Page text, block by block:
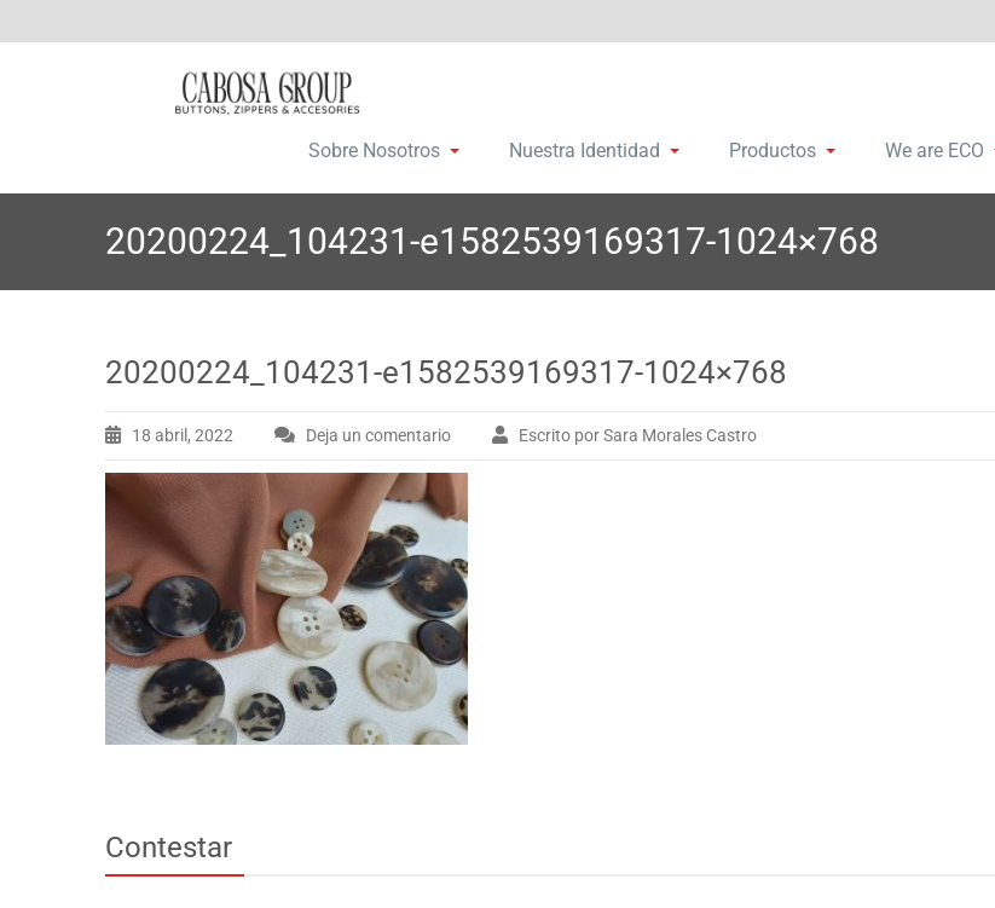
Sobre Nosotros Nuestra Identidad Productos We are ECO
20200224_104231-e1582539169317-1024×768
20200224_104231-e1582539169317-1024×768
18 abril, 2022 Deja un comentario Escrito por Sara Morales Castro
Contestar